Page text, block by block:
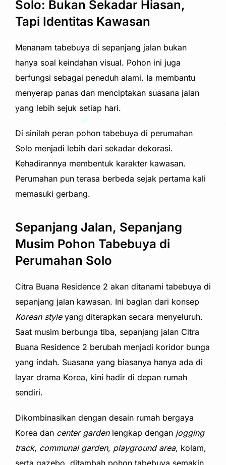
Solo: Bukan Sekadar Hiasan,
Tapi Identitas Kawasan
Menanam tabebuya di sepanjang jalan bukan
hanya soal keindahan visual. Pohon ini juga
berfungsi sebagai peneduh alami. Ia membantu
menyerap panas dan menciptakan suasana jalan
yang lebih sejuk setiap hari.
Di sinilah peran pohon tabebuya di perumahan
Solo menjadi lebih dari sekadar dekorasi.
Kehadirannya membentuk karakter kawasan.
Perumahan pun terasa berbeda sejak pertama kali
memasuki gerbang.
Sepanjang Jalan, Sepanjang
Musim Pohon Tabebuya di
Perumahan Solo
Citra Buana Residence 2 akan ditanami tabebuya di
sepanjang jalan kawasan. Ini bagian dari konsep
Korean styleyang diterapkan secara menyeluruh.
Saat musim berbunga tiba, sepanjang jalan Citra
Buana Residence 2 berubah menjadi koridor bunga
yang indah. Suasana yang biasanya hanya ada di
layar drama Korea, kini hadir di depan rumah
sendiri.
Dikombinasikan dengan desain rumah bergaya
Korea dan center gardenlengkap dengan jogging
track, communal garden, playground area, kolam,